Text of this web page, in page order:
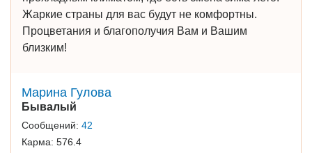
Жаркие страны для вас будут не комфортны.
Процветания и благополучия Вам и Вашим
близким!
Марина Гулова
Бывалый
Сообщений: 42
Карма: 576.4